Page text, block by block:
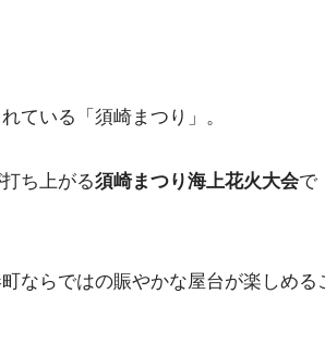
ている「須崎まつり」。
ち上がる須崎まつり海上花火大会で
ならではの賑やかな屋台が楽しめる